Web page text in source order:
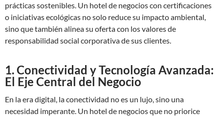
prácticas sostenibles. Un hotel de negocios con certificaciones
o iniciativas ecológicas no solo reduce su impacto ambiental,
sino que también alinea su oferta con los valores de
responsabilidad social corporativa de sus clientes.
1. Conectividad y Tecnología Avanzada:
El Eje Central del Negocio
En la era digital, la conectividad no es un lujo, sino una
necesidad imperante. Un hotel de negocios que no priorice